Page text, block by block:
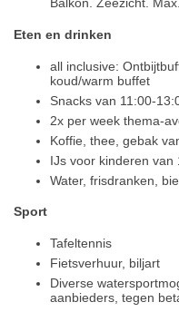
Balkon. Zeezicht.
Eten en drinken
all inclusive:
koud/warm buffet
Snacks van 11:00-
2x per week thema-
Koffie, thee, gebak
IJs voor kinderen van
Water, frisdranken,
Sport
Tafeltennis
Fietsverhuur, biljart
Diverse
aanbieders, tegen